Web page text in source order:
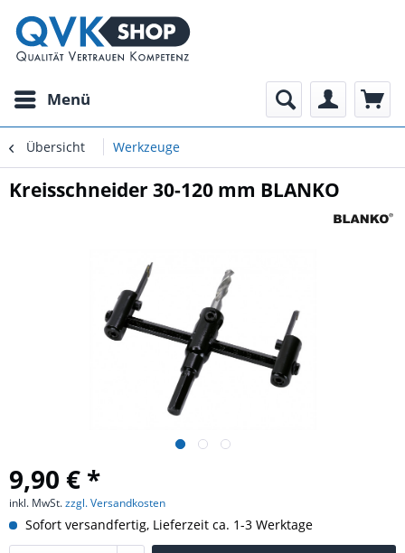
Menü
Übersicht Werkzeuge
Kreisschneider 30-120 mm BLANKO
9,90 € *
inkl. MwSt.zzgl. Versandkosten
Sofort versandfertig, Lieferzeit ca. 1-3 Werktage